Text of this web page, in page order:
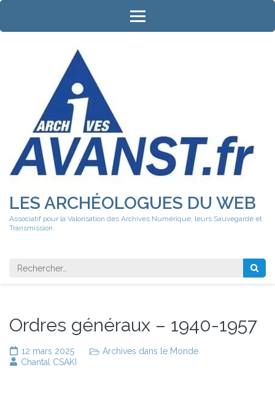
Aller
contenu
LES ARCHÉOLOGUES DU WEB
Associatif pour la Valorisation des Archives Numérique, leurs Sauvegarde et
Transmission.
Rechercher
Ordres généraux – 1940-1957
12 mars 2025
Archives dans le Monde
Chantal CSAKI